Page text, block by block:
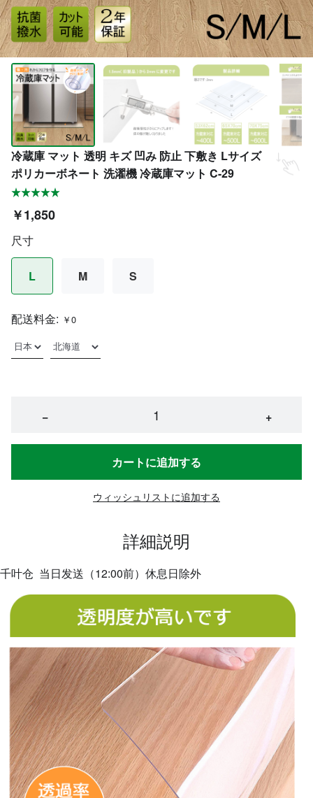
冷蔵庫 マット 透明 キズ 凹み 防止 下敷き Lサイズ
ポリカーボネート 洗濯機 冷蔵庫マット C-29
￥1,850
尺寸
L M S
配送料金: ￥0
− +
カートに追加する
ウィッシュリストに追加する
詳細説明
千叶仓 当日发送（12:00前）休息日除外